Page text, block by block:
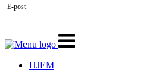
Veksle
navigasjon
HJEM
E-post